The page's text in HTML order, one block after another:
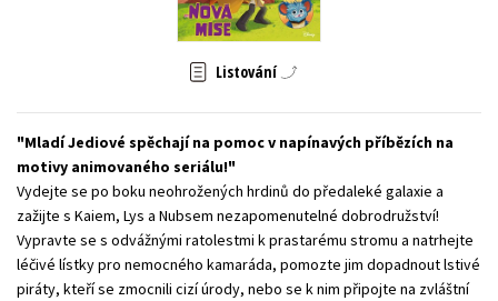
Zahraniční literatura
Všechny tituly
Listování
Mladí Jediové spěchají na pomoc v napínavých příbězích na
motivy animovaného seriálu!
Vydejte se po boku neohrožených hrdinů do předaleké galaxie a
zažijte s Kaiem, Lys a Nubsem nezapomenutelné dobrodružství!
Vypravte se s odvážnými ratolestmi k prastarému stromu a natrhejte
léčivé lístky pro nemocného kamaráda, pomozte jim dopadnout lstivé
piráty, kteří se zmocnili cizí úrody, nebo se k nim připojte na zvláštní